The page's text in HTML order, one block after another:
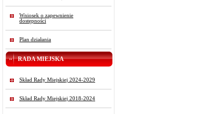
Wniosek o zapewnienie
dostępności
Plan działania
RADA MIEJSKA
Skład Rady Miejskiej 2024-2029
Skład Rady Miejskiej 2018-2024